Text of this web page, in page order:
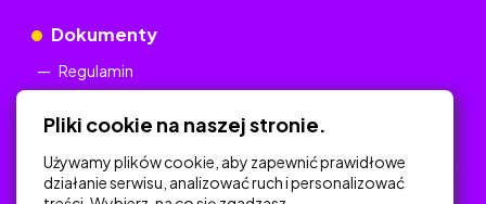
Dokumenty
Regulamin
Pliki cookie na naszej stronie.
Używamy plików cookie, aby zapewnić prawidłowe
działanie serwisu, analizować ruch i personalizować